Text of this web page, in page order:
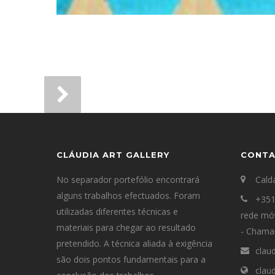
CLÁUDIA ART GALLERY
No separador portefólio encontrará
alguns trabalhos efectuados. Foram
utilizadas diferentes técnicas e
materiais para chegar ao resultado
pretendido. A técnica aliada à exigência
são dois pontos fundamentais para a
rede
-